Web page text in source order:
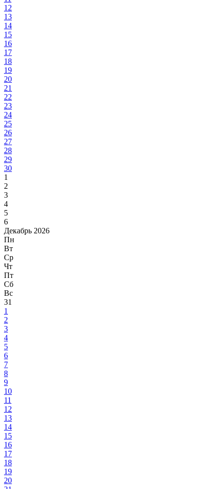
12
13
14
15
16
17
18
19
20
21
22
23
24
25
26
27
28
29
30
1
2
3
4
5
6
Декабрь 2026
Пн
Вт
Ср
Чт
Пт
Сб
Вс
31
1
2
3
4
5
6
7
8
9
10
11
12
13
14
15
16
17
18
19
20